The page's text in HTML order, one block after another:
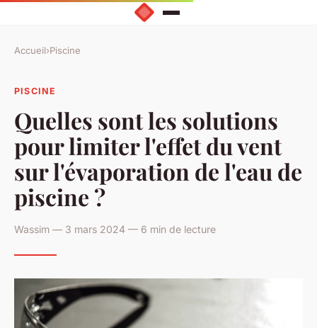
Accueil›Piscine
PISCINE
Quelles sont les solutions
pour limiter l'effet du vent
sur l'évaporation de l'eau de
piscine ?
Wassim — 3 mars 2024 — 6 min de lecture